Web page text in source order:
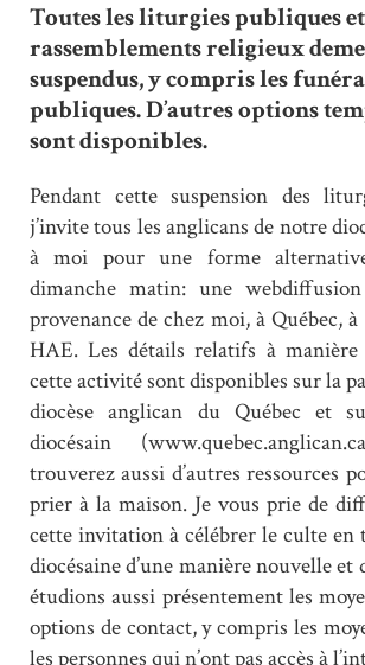
Toutes les liturgies publiques
rassemblements religieux
suspendus, y compris les
publiques. D’autres options
sont disponibles.
Pendant cette suspension des
j’invite tous les anglicans de notre
à moi pour une forme
dimanche matin: une
provenance de chez moi, à Québec,
HAE. Les détails relatifs à
cette activité sont disponibles sur la
diocèse anglican du Québec et
diocésain
trouverez aussi d’autres ressources
prier à la maison. Je vous prie de
cette invitation à célébrer le culte en
diocésaine d’une manière nouvelle
étudions aussi présentement les
options de contact, y compris les
les personnes qui n’ont pas accès à